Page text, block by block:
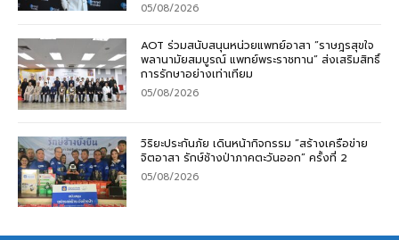
05/08/2026
AOT ร่วมสนับสนุนหน่วยแพทย์อาสา “ราษฎรสุขใจ
พลานามัยสมบูรณ์ แพทย์พระราชทาน” ส่งเสริมสิทธิ์
การรักษาอย่างเท่าเทียม
05/08/2026
วิริยะประกันภัย เดินหน้ากิจกรรม “สร้างเครือข่าย
จิตอาสา รักษ์ช้างป่าภาคตะวันออก” ครั้งที่ 2
05/08/2026